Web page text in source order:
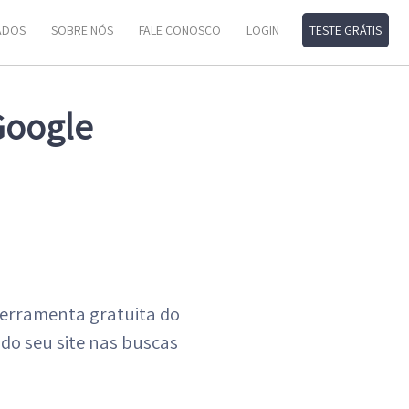
SOBRE NÓS FALE CONOSCO LOGIN TESTE GRÁTIS
gratuita do
seu site nas buscas